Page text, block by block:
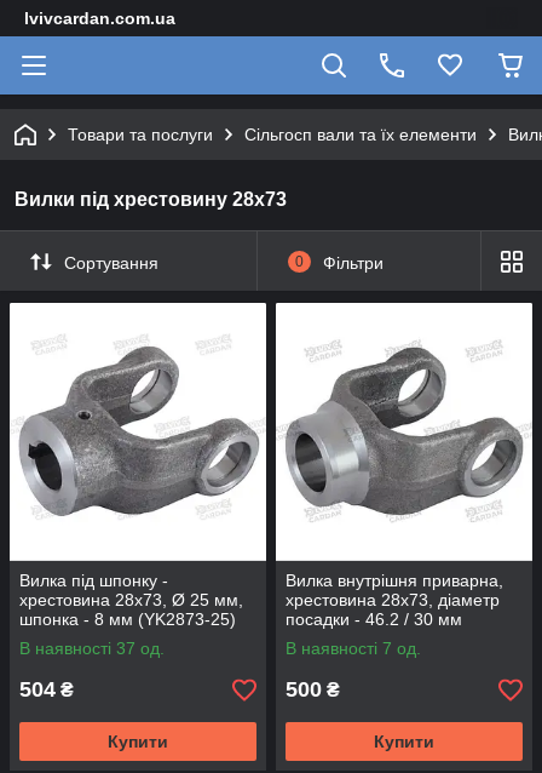
lvivcardan.com.ua
Товари та послуги Сільгосп вали та їх елементи
Вилки під хрестовину 28х73
Сортування 0 Фільтри
Вилка під шпонку -
хрестовина 28х73, Ø 25 мм,
шпонка - 8 мм (YK2873-25)
В наявності 37 од.
504 ₴
Купити
Вилка внутрішня приварна,
хрестовина 28х73, діаметр
посадки - 46.2 / 30 мм
(YO2873-45-70)
В наявності 7 од.
500 ₴
Купити